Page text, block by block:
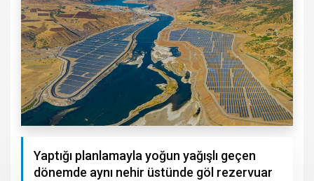
Yaptığı planlamayla yoğun yağışlı geçen
dönemde aynı nehir üstünde göl rezervuar